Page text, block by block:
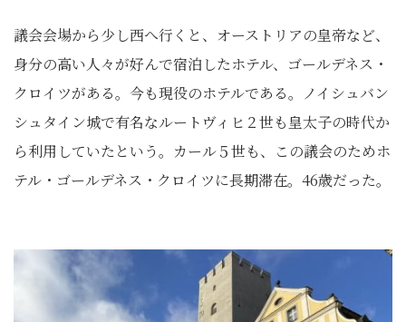
議会会場から少し西へ行くと、オーストリアの皇帝など、
身分の高い人々が好んで宿泊したホテル、ゴールデネス・
クロイツがある。今も現役のホテルである。ノイシュバン
シュタイン城で有名なルートヴィヒ２世も皇太子の時代か
ら利用していたという。カール５世も、この議会のためホ
テル・ゴールデネス・クロイツに長期滞在。46歳だった。